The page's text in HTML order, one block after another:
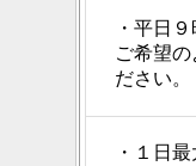
・平日
ご希望の
ださい。
・１日